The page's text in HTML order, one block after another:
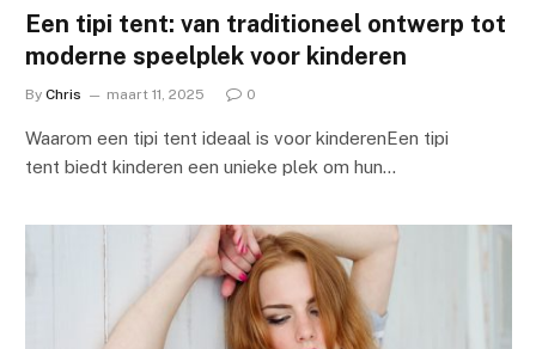
Een tipi tent: van traditioneel ontwerp tot
moderne speelplek voor kinderen
By Chris maart 11, 2025 0
Waarom een tipi tent ideaal is voor kinderenEen tipi
tent biedt kinderen een unieke plek om hun…